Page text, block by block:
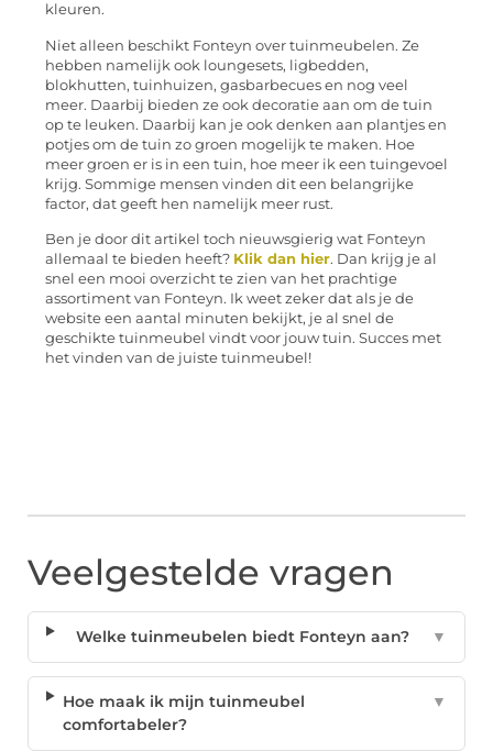
kleuren.
Niet alleen beschikt Fonteyn over tuinmeubelen. Ze
hebben namelijk ook loungesets, ligbedden,
blokhutten, tuinhuizen, gasbarbecues en nog veel
meer. Daarbij bieden ze ook decoratie aan om de tuin
op te leuken. Daarbij kan je ook denken aan plantjes en
potjes om de tuin zo groen mogelijk te maken. Hoe
meer groen er is in een tuin, hoe meer ik een tuingevoel
krijg. Sommige mensen vinden dit een belangrijke
factor, dat geeft hen namelijk meer rust.
Ben je door dit artikel toch nieuwsgierig wat Fonteyn
allemaal te bieden heeft? Klik dan hier. Dan krijg je al
snel een mooi overzicht te zien van het prachtige
assortiment van Fonteyn. Ik weet zeker dat als je de
website een aantal minuten bekijkt, je al snel de
geschikte tuinmeubel vindt voor jouw tuin. Succes met
het vinden van de juiste tuinmeubel!
Veelgestelde vragen
Welke tuinmeubelen biedt Fonteyn aan? ▼
Hoe maak ik mijn tuinmeubel
comfortabeler?
▼